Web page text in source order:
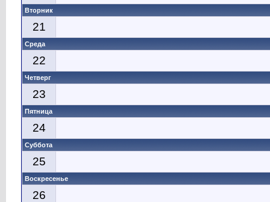
Вторник
21
Среда
22
Четверг
23
Пятница
24
Суббота
25
Воскресенье
26